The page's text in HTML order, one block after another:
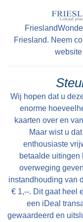
Friesland. Neem
Wij hopen dat u
enorme
kaarten over en
Maar wist u
enthousiaste
betaalde uitingen
overweging
instandhouding van
€ 1,--. Dit gaat heel
een iDeal
gewaardeerd en